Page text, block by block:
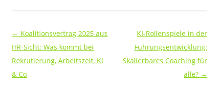
Beitragsnavigation
← Koalitionsvertrag 2025 aus
HR-Sicht: Was kommt bei
Rekrutierung, Arbeitszeit, KI
& Co
KI-Rollenspiele in der
Führungsentwicklung:
Skalierbares Coaching für
alle? →